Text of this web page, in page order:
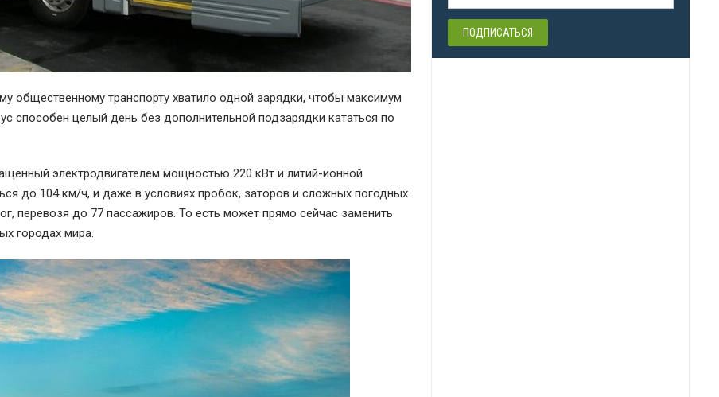
общественному транспорту хватило одной зарядки, чтобы максимум
способен целый день без дополнительной подзарядки кататься по
электродвигателем мощностью 220 кВт и литий-ионной
до 104 км/ч, и даже в условиях пробок, заторов и сложных погодных
перевозя до 77 пассажиров. То есть может прямо сейчас заменить
городах мира.